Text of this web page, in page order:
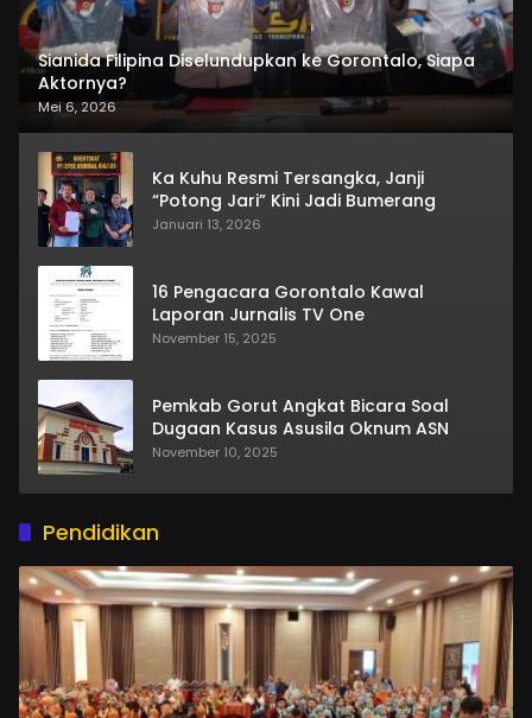
Sianida Filipina Diselundupkan ke Gorontalo, Siapa
Aktornya?
Mei 6, 2026
Ka Kuhu Resmi Tersangka, Janji
“Potong Jari” Kini Jadi Bumerang
Januari 13, 2026
16 Pengacara Gorontalo Kawal
Laporan Jurnalis TV One
November 15, 2025
Pemkab Gorut Angkat Bicara Soal
Dugaan Kasus Asusila Oknum ASN
November 10, 2025
Pendidikan